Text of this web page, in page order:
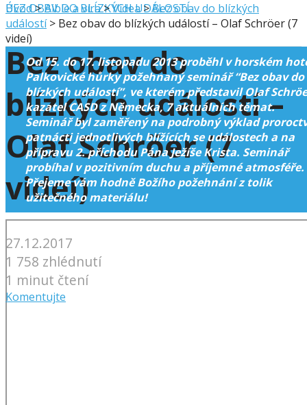
BEZ OBAV DO BLÍZKÝCH UDÁLOSTÍ
Bez obav do
blízkých událostí –
Olaf Schröer (7
videí)
27.12.2017
1 758 zhlédnutí
1 minut čtení
Komentujte
Úvod>Bible a víra>Videa>Bez obav do blízkých
událostí> Bez obav do blízkých událostí – Olaf Schröer (7
videí)
Od 15. do 17. listopadu 2013 proběhl v horském
Palkovické hůrky požehnaný seminář “Bez obav do
blízkých událostí”, ve kterém představil Olaf
kazatel CASD z Německa, 7 aktuálních témat.
Seminář byl zaměřený na podrobný výklad
patnácti jednotlivých blížících se událostech a na
přípravu 2. příchodu Pána Ježíše Krista. Seminář
probíhal v pozitivním duchu a příjemné atmosféře.
Přejeme vám hodně Božího požehnání z tolik
užitečného materiálu!